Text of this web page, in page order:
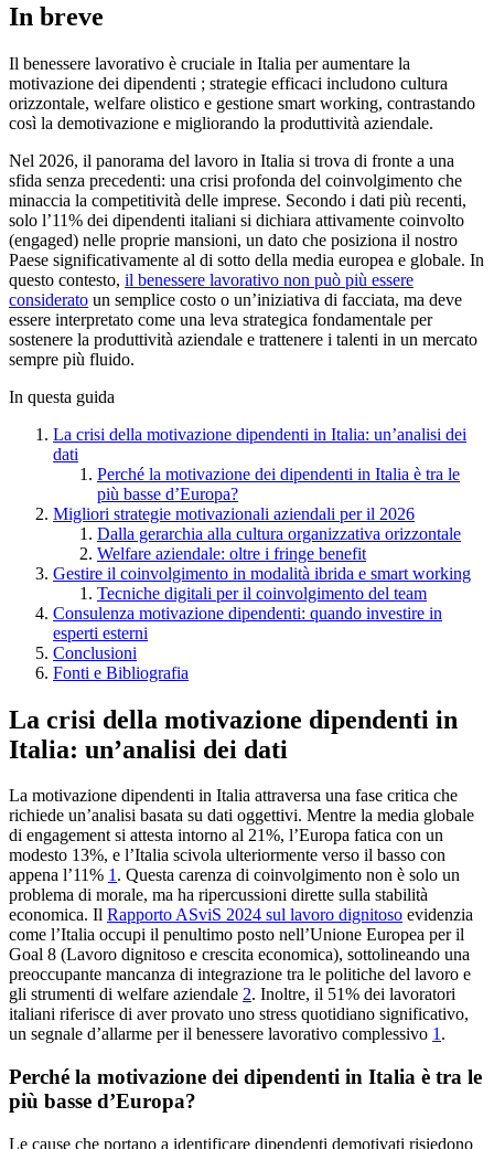
In breve
Il benessere lavorativo è cruciale in Italia per aumentare la
motivazione dei dipendenti ; strategie efficaci includono cultura
orizzontale, welfare olistico e gestione smart working, contrastando
così la demotivazione e migliorando la produttività aziendale.
Nel 2026, il panorama del lavoro in Italia si trova di fronte a una
sfida senza precedenti: una crisi profonda del coinvolgimento che
minaccia la competitività delle imprese. Secondo i dati più recenti,
solo l’11% dei dipendenti italiani si dichiara attivamente coinvolto
(engaged) nelle proprie mansioni, un dato che posiziona il nostro
Paese significativamente al di sotto della media europea e globale. In
questo contesto, il benessere lavorativo non può più essere
considerato un semplice costo o un’iniziativa di facciata, ma deve
essere interpretato come una leva strategica fondamentale per
sostenere la produttività aziendale e trattenere i talenti in un mercato
sempre più fluido.
In questa guida
La crisi della motivazione dipendenti in Italia: un’analisi dei
dati
Perché la motivazione dei dipendenti in Italia è tra le
più basse d’Europa?
Migliori strategie motivazionali aziendali per il 2026
Dalla gerarchia alla cultura organizzativa orizzontale
Welfare aziendale: oltre i fringe benefit
Gestire il coinvolgimento in modalità ibrida e smart working
Tecniche digitali per il coinvolgimento del team
Consulenza motivazione dipendenti: quando investire in
esperti esterni
Conclusioni
Fonti e Bibliografia
La crisi della motivazione dipendenti in
Italia: un’analisi dei dati
La motivazione dipendenti in Italia attraversa una fase critica che
richiede un’analisi basata su dati oggettivi. Mentre la media globale
di engagement si attesta intorno al 21%, l’Europa fatica con un
modesto 13%, e l’Italia scivola ulteriormente verso il basso con
appena l’11% 1. Questa carenza di coinvolgimento non è solo un
problema di morale, ma ha ripercussioni dirette sulla stabilità
economica. Il Rapporto ASviS 2024 sul lavoro dignitoso evidenzia
come l’Italia occupi il penultimo posto nell’Unione Europea per il
Goal 8 (Lavoro dignitoso e crescita economica), sottolineando una
preoccupante mancanza di integrazione tra le politiche del lavoro e
gli strumenti di welfare aziendale 2. Inoltre, il 51% dei lavoratori
italiani riferisce di aver provato uno stress quotidiano significativo,
un segnale d’allarme per il benessere lavorativo complessivo 1.
Perché la motivazione dei dipendenti in Italia è tra le
più basse d’Europa?
Le cause che portano a identificare dipendenti demotivati risiedono